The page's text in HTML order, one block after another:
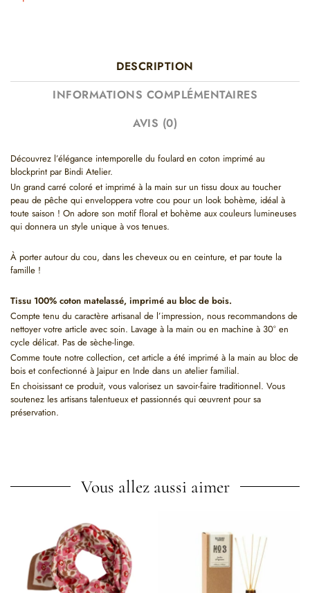
DESCRIPTION
INFORMATIONS COMPLÉMENTAIRES
AVIS (0)
Découvrez l’élégance intemporelle du foulard en coton imprimé au
blockprint par Bindi Atelier.
Un grand carré coloré et imprimé à la main sur un tissu doux au toucher
peau de pêche qui enveloppera votre cou pour un look bohème, idéal à
toute saison ! On adore son motif floral et bohème aux couleurs lumineuses
qui donnera un style unique à vos tenues.
À porter autour du cou, dans les cheveux ou en ceinture, et par toute la
famille !
Tissu 100% coton matelassé, imprimé au bloc de bois.
Compte tenu du caractère artisanal de l’impression, nous recommandons de
nettoyer votre article avec soin. Lavage à la main ou en machine à 30° en
cycle délicat. Pas de sèche-linge.
Comme toute notre collection, cet article a été imprimé à la main au bloc de
bois et confectionné à Jaipur en Inde dans un atelier familial.
En choisissant ce produit, vous valorisez un savoir-faire traditionnel. Vous
soutenez les artisans talentueux et passionnés qui œuvrent pour sa
préservation.
Vous allez aussi aimer